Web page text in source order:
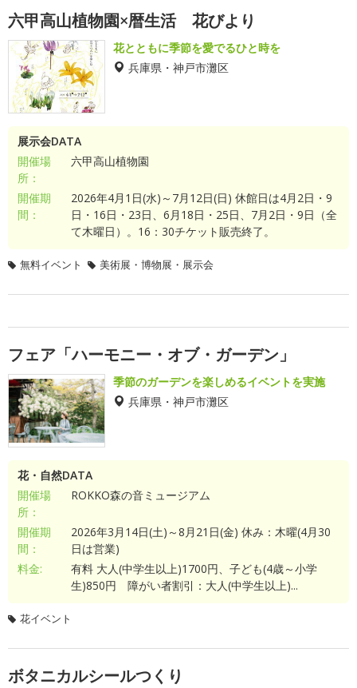
六甲高山植物園×暦生活 花びより
花とともに季節を愛でるひと時を
兵庫県・神戸市灘区
展示会DATA
開催場
所：
六甲高山植物園
開催期
間：
2026年4月1日(水)～7月12日(日) 休館日は4月2日・9
日・16日・23日、6月18日・25日、7月2日・9日（全
て木曜日）。16：30チケット販売終了。
無料イベント 美術展・博物展・展示会
フェア「ハーモニー・オブ・ガーデン」
季節のガーデンを楽しめるイベントを実施
兵庫県・神戸市灘区
花・自然DATA
開催場
所：
ROKKO森の音ミュージアム
開催期
間：
2026年3月14日(土)～8月21日(金) 休み：木曜(4月30
日は営業)
料金:
有料 大人(中学生以上)1700円、子ども(4歳～小学
生)850円 障がい者割引：大人(中学生以上)...
花イベント
ボタニカルシールつくり